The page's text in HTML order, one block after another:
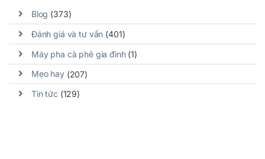
Blog (373)
Đánh giá và tư vấn (401)
Máy pha cà phê gia đình(1)
Mẹo hay(207)
Tin tức (129)